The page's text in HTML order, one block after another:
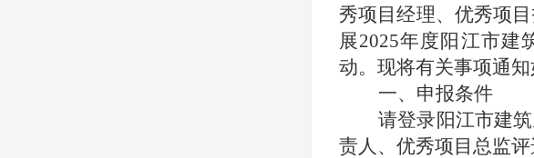
秀项目经理、优秀项
展2025年度 阳江市建
动。现将有关事项通知
一、 申报条件
请登录 阳江市建筑
责人、优秀项目总监